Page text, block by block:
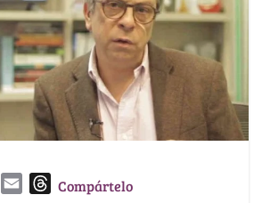
TCompártelo